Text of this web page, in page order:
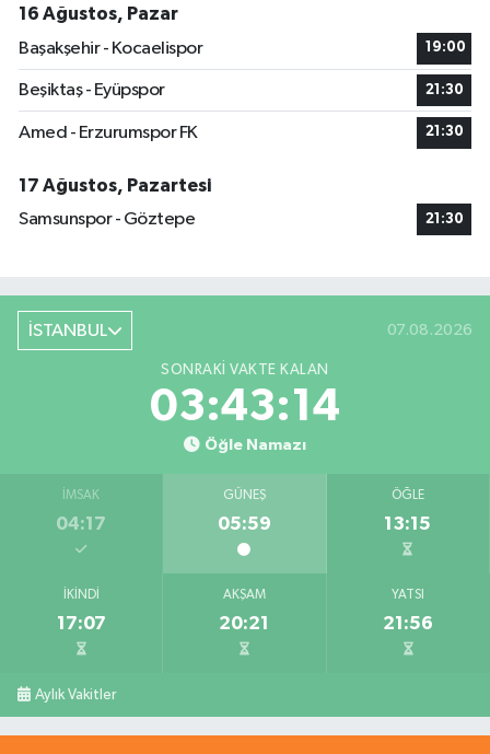
16 Ağustos, Pazar
Başakşehir - Kocaelispor
19:00
Beşiktaş - Eyüpspor 21:30
Amed - Erzurumspor FK 21:30
17 Ağustos, Pazartesi
Samsunspor - Göztepe
21:30
İSTANBUL 07.08.2026
SONRAKI VAKTE KALAN
03:43:13
Öğle Namazı
İMSAK
04:17
GÜNEŞ
05:59
ÖĞLE
13:15
İKINDI
17:07
AKŞAM
20:21
YATSI
21:56
Aylık Vakitler